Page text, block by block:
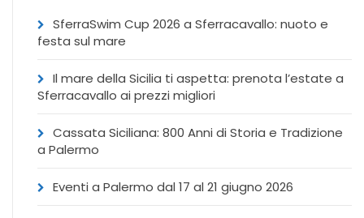
SferraSwim Cup 2026 a Sferracavallo: nuoto e
festa sul mare
Il mare della Sicilia ti aspetta: prenota l’estate a
Sferracavallo ai prezzi migliori
Cassata Siciliana: 800 Anni di Storia e Tradizione
a Palermo
Eventi a Palermo dal 17 al 21 giugno 2026